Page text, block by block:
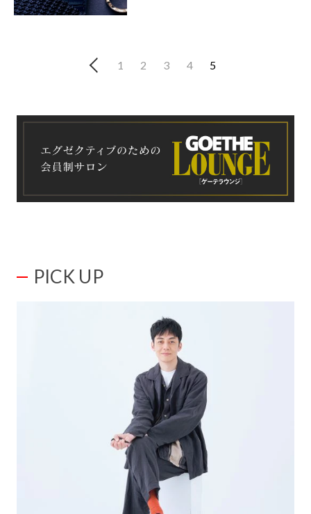
1 2 3 4 5
PICK UP